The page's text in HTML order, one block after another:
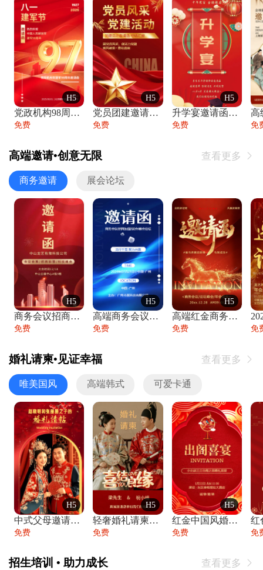
H5
党政机构98周年八一建军节庆祝晚会活动邀
免费
H5
党员团建邀请函党建活动风采党会工作汇报总
免费
H5
升学宴邀请函喜报金榜题名高端谢师宴邀请函
免费 免
高端邀请•创意无限 查看更多 
商务邀请 展会论坛
H5
商务会议招商展会科技峰会邀请函年会邀请
免费
H5
高端商务会议招商加盟展会峰会论坛邀请函
免费
H5
高端红金商务会议年会年终盛典答谢邀请函
免费 免
婚礼请柬•见证幸福 查看更多 
唯美国风 高端韩式 可爱卡通
H5
中式父母邀请函婚礼结婚请柬请贴父母邀请方
免费
H5
轻奢婚礼请柬婚礼邀请函结婚照请帖
免费
H5
红金中国风婚礼请柬出阁喜宴嫁女请帖出阁宴
免费 免
招生培训 • 助力成长 查看更多 